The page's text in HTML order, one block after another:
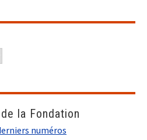
la Fondation
numéros